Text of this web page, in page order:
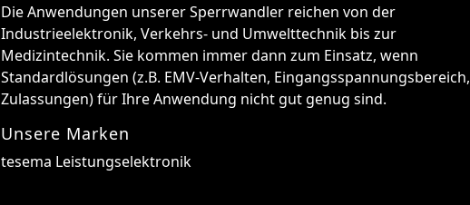
Die Anwendungen unserer Sperrwandler reichen von der
Industrieelektronik, Verkehrs- und Umwelttechnik bis zur
Medizintechnik. Sie kommen immer dann zum Einsatz, wenn
Standardlösungen (z.B. EMV-Verhalten, Eingangsspannungsbereich,
Zulassungen) für Ihre Anwendung nicht gut genug sind.
Unsere Marken
tesema Leistungselektronik